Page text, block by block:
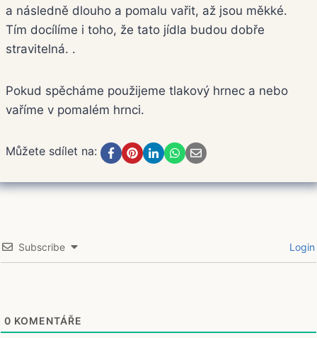
a následně dlouho a pomalu vařit, až jsou měkké.
Tím docílíme i toho, že tato jídla budou dobře
stravitelná. .
Pokud spěcháme použijeme tlakový hrnec a nebo
vaříme v pomalém hrnci.
Můžete sdílet na:
Subscribe Login
0 KOMENTÁŘE